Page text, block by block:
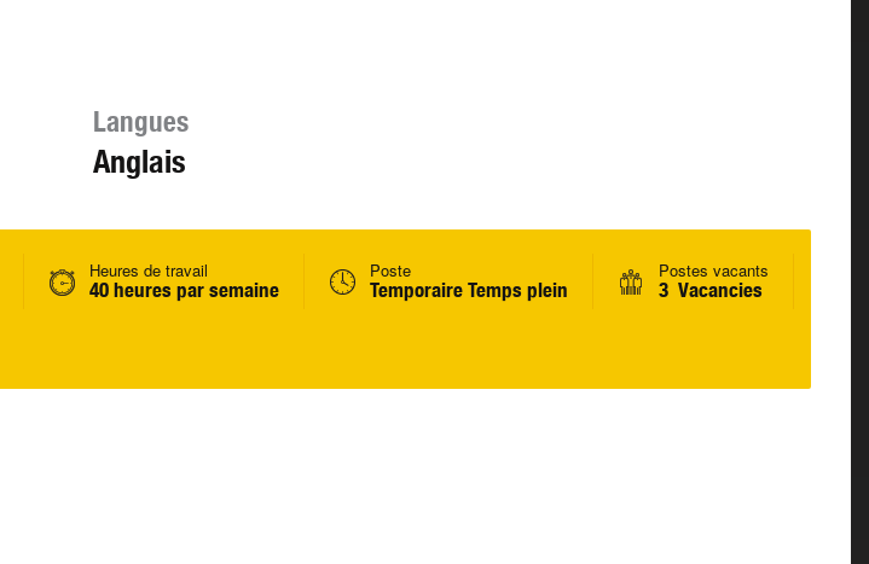
Langues
Anglais
Heures de travail
40 heures par semaine
Poste
Temporaire Temps plein
Postes vacants
3 Vacancies